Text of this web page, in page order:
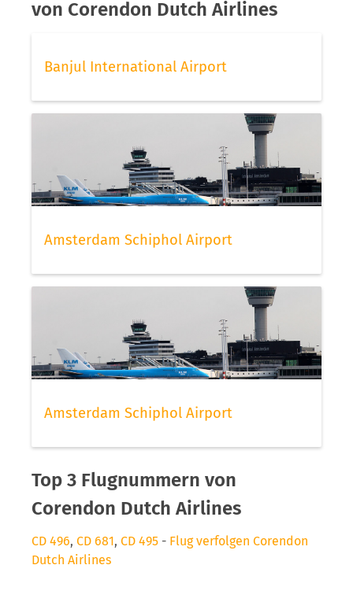
von Corendon Dutch Airlines
Banjul International Airport
Amsterdam Schiphol Airport
Amsterdam Schiphol Airport
Top 3 Flugnummern von
Corendon Dutch Airlines
CD 496, CD 681, CD 495 - Flug verfolgen Corendon
Dutch Airlines